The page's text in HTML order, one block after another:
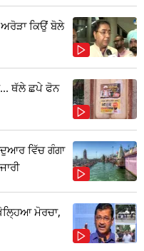
ਅਰੋੜਾ ਕਿਉਂ ਬੋਲੇ
ਥੱਲੇ ਛਪੇ ਫੋਨ
ਵਿੱਚ ਗੰਗਾ
ਮੋਰਚਾ,